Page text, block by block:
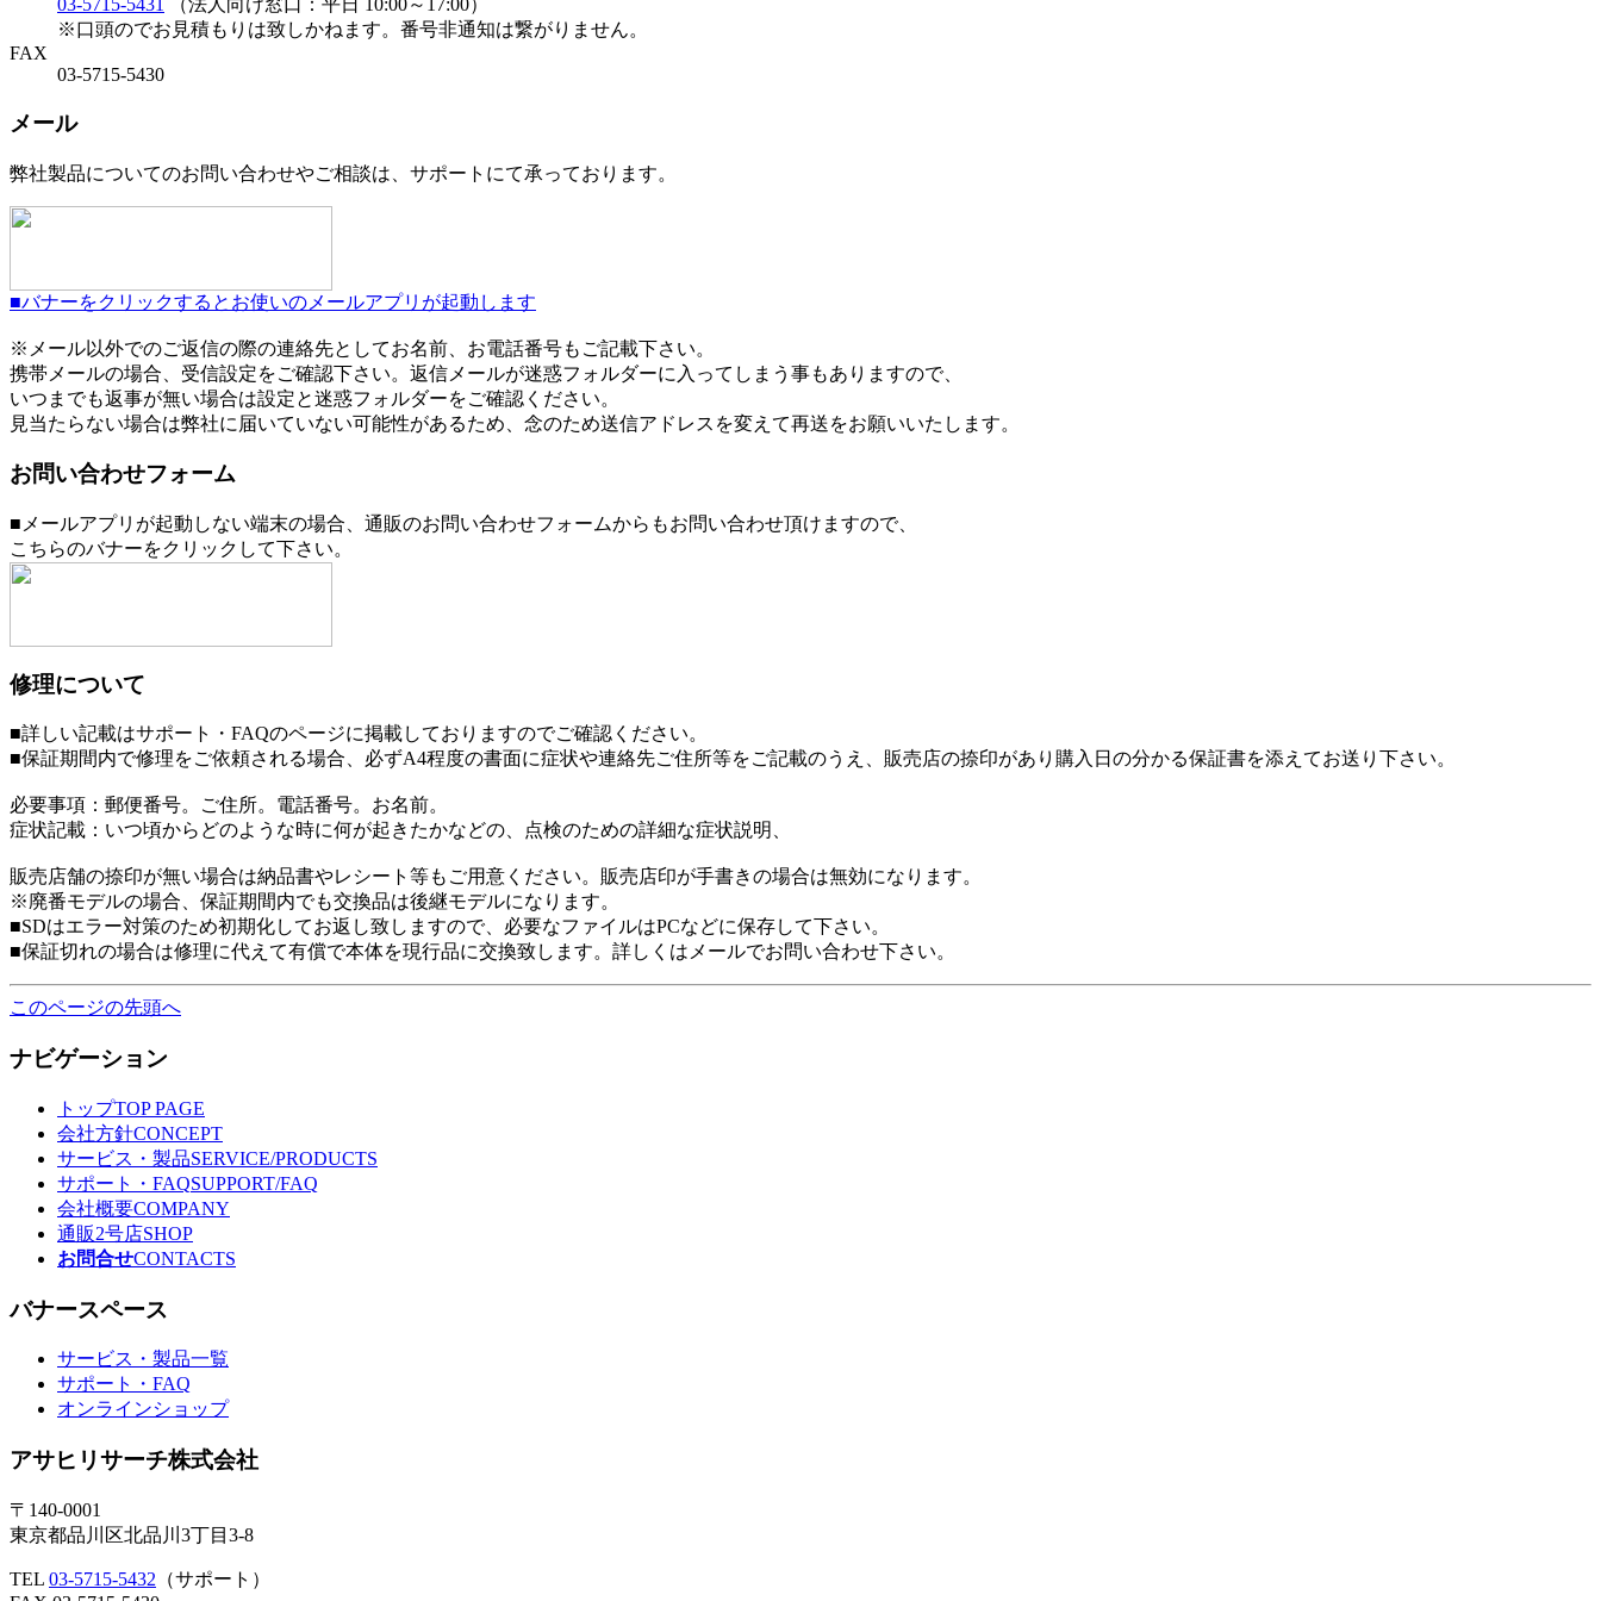
03-5715-5431
（法人向け窓口：平日 10:00～17:00）
※口頭のでお見積もりは致しかねます。番号非通知は繋がりません。
FAX
03-5715-5430
メール
弊社製品についてのお問い合わせやご相談は、サポートにて承っております。
■バナーをクリックするとお使いのメールアプリが起動します
※メール以外でのご返信の際の連絡先としてお名前、お電話番号もご記載下さい。
携帯メールの場合、受信設定をご確認下さい。返信メールが迷惑フォルダーに入ってしまう事もありますので、
いつまでも返事が無い場合は設定と迷惑フォルダーをご確認ください。
見当たらない場合は弊社に届いていない可能性があるため、念のため送信アドレスを変えて再送をお願いいたします。
お問い合わせフォーム
■メールアプリが起動しない端末の場合、通販のお問い合わせフォームからもお問い合わせ頂けますので、
こちらのバナーをクリックして下さい。
修理について
■詳しい記載はサポート・FAQのページに掲載しておりますのでご確認ください。
■保証期間内で修理をご依頼される場合、必ずA4程度の書面に症状や連絡先ご住所等をご記載のうえ、販売店の捺印があり購入日の分かる保証書を添えてお送り下さい。
必要事項：郵便番号。ご住所。電話番号。お名前。
症状記載：いつ頃からどのような時に何が起きたかなどの、点検のための詳細な症状説明、
販売店舗の捺印が無い場合は納品書やレシート等もご用意ください。販売店印が手書きの場合は無効になります。
※廃番モデルの場合、保証期間内でも交換品は後継モデルになります。
■SDはエラー対策のため初期化してお返し致しますので、必要なファイルはPCなどに保存して下さい。
■保証切れの場合は修理に代えて有償で本体を現行品に交換致します。詳しくはメールでお問い合わせ下さい。
このページの先頭へ
ナビゲーション
トップTOP PAGE
会社方針CONCEPT
サービス・製品SERVICE/PRODUCTS
サポート・FAQSUPPORT/FAQ
会社概要COMPANY
通販2号店SHOP
お問合せCONTACTS
バナースペース
サービス・製品一覧
サポート・FAQ
オンラインショップ
アサヒリサーチ株式会社
〒140-0001
東京都品川区北品川3丁目3-8
TEL 03-5715-5432 （サポート）